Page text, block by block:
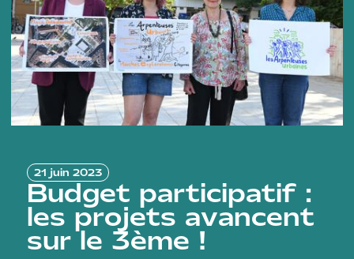
21 juin 2023
Budget participatif :
les projets avancent
sur le 3ème !